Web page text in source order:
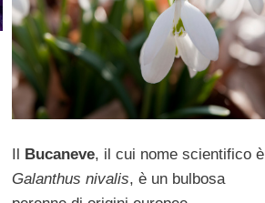
Bucaneve, il cui nome scientifico è
Galanthus nivalis, è un bulbosa